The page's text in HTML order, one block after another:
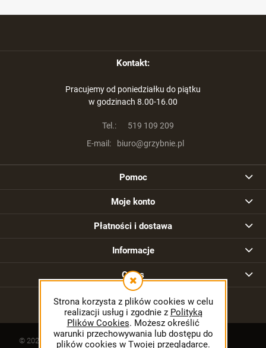
Strona korzysta z plików cookies w celu
realizacji usług i zgodnie z Polityką
Plików Cookies. Możesz określić
warunki przechowywania lub dostępu do
plików cookies w Twojej przeglądarce.
Kontakt:
Pracujemy od poniedziałku do piątku
w godzinach 8.00-16.00
Tel.:
519 109 209
E-mail:
biuro@grzybnie.pl
Pomoc
Moje konto
Płatności i dostawa
Informacje
O nas
© 2026 grzybnie.pl. Wszelkie prawa zastrzeżone.